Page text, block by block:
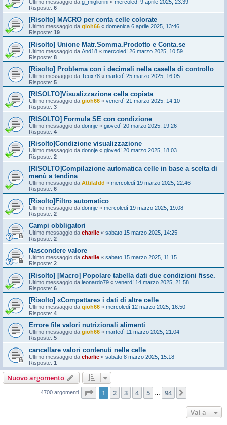
Ultimo messaggio da g_migliorini « mercoledì 9 aprile 2025, 23:39
Risposte: 6
[Risolto] MACRO per conta celle colorate
Ultimo messaggio da gioh66 « domenica 6 aprile 2025, 13:46
Risposte: 19
[Risolto] Unione Matr.Somma.Prodotto e Conta.se
Ultimo messaggio da And18 « mercoledì 26 marzo 2025, 10:59
Risposte: 8
[Risolto] Problema con i decimali nella casella di controllo
Ultimo messaggio da Teux78 « martedì 25 marzo 2025, 16:05
Risposte: 5
[RISOLTO]Visualizzazione cella copiata
Ultimo messaggio da gioh66 « venerdì 21 marzo 2025, 14:10
Risposte: 3
[RISOLTO] Formula SE con condizione
Ultimo messaggio da donnje « giovedì 20 marzo 2025, 19:26
Risposte: 4
[Risolto]Condizione visualizzazione
Ultimo messaggio da donnje « giovedì 20 marzo 2025, 18:03
Risposte: 2
[RISOLTO]Compilazione automatica celle in base a scelta di
menù a tendina
Ultimo messaggio da Attilafdd « mercoledì 19 marzo 2025, 22:46
Risposte: 6
[Risolto]Filtro automatico
Ultimo messaggio da donnje « mercoledì 19 marzo 2025, 19:08
Risposte: 2
Campi obbligatori
Ultimo messaggio da charlie « sabato 15 marzo 2025, 14:25
Risposte: 2
Nascondere valore
Ultimo messaggio da charlie « sabato 15 marzo 2025, 11:15
Risposte: 2
[Risolto] [Macro] Popolare tabella dati due condizioni fisse.
Ultimo messaggio da leonardo79 « venerdì 14 marzo 2025, 21:58
Risposte: 6
[Risolto] «Compattare» i dati di altre celle
Ultimo messaggio da gioh66 « mercoledì 12 marzo 2025, 16:50
Risposte: 4
Errore file valori nutrizionali alimenti
Ultimo messaggio da gioh66 « martedì 11 marzo 2025, 21:04
Risposte: 5
cancellare valori contenuti nelle celle
Ultimo messaggio da charlie « sabato 8 marzo 2025, 15:18
Risposte: 1
Nuovo argomento
4700 argomenti Pagina di 94
1 2 3 4 5 94
Vai a